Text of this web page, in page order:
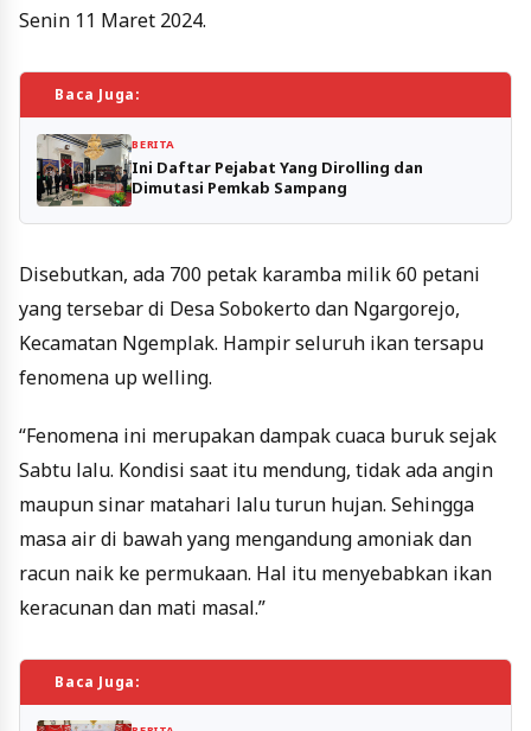
Senin 11 Maret 2024.
Baca Juga:
BERITA
Ini Daftar Pejabat Yang Dirolling dan
Dimutasi Pemkab Sampang
Disebutkan, ada 700 petak karamba milik 60 petani
yang tersebar di Desa Sobokerto dan Ngargorejo,
Kecamatan Ngemplak. Hampir seluruh ikan tersapu
fenomena up welling.
“Fenomena ini merupakan dampak cuaca buruk sejak
Sabtu lalu. Kondisi saat itu mendung, tidak ada angin
maupun sinar matahari lalu turun hujan. Sehingga
masa air di bawah yang mengandung amoniak dan
racun naik ke permukaan. Hal itu menyebabkan ikan
keracunan dan mati masal.”
Baca Juga: